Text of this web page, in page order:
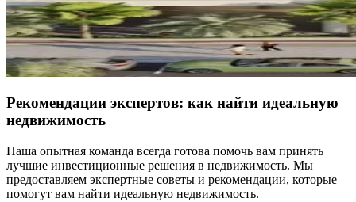
Рекомендации экспертов: как найти идеальную
недвижимость
Наша опытная команда всегда готова помочь вам принять
лучшие инвестиционные решения в недвижимость. Мы
предоставляем экспертные советы и рекомендации, которые
помогут вам найти идеальную недвижимость.